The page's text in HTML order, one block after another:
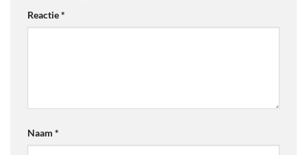
Reactie*
Naam *